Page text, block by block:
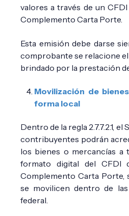
valores a través de un
Complemento Carta Porte.
Esta emisión debe darse
comprobante se relacione
brindado por la prestación
Movilización de
forma local
Dentro de la regla 2.7.7.2.1,
contribuyentes podrán
los bienes o mercancías a
formato digital del CFDI
Complemento Carta Porte,
se movilicen dentro de
federal.